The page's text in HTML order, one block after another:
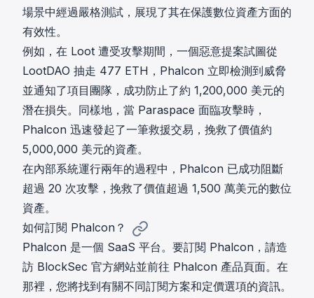
場景中經過嚴格測試，展現了其在保護數位資產方面的
有效性。
例如，在 Loot 遭受攻擊期間，一個惡意提案試圖從
LootDAO 抽走 477 ETH，Phalcon 立即檢測到威脅
並通知了項目團隊，成功防止了約 1,200,000 美元的
潛在損失。同樣地，當 Paraspace 面臨攻擊時，
Phalcon 迅速發起了一筆救援交易， 挽救了價值約
5,000,000 美元的資產。
在內部系統運行兩年的過程中，Phalcon 已成功阻斷
超過 20 次攻擊， 挽救了價值超過 1,500 萬美元的數位
資產。
如何訂閱 Phalcon？
Phalcon 是一個 SaaS 平台。要訂閱 Phalcon，請造
訪 BlockSec 官方網站並前往 Phalcon 產品頁面。在
那裡，您將找到有關不同訂閱方案和定價選項的資訊。